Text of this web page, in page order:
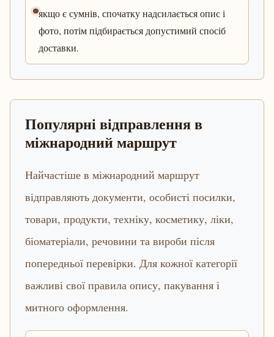
якщо є сумнів, спочатку надсилається опис і
фото, потім підбирається допустимий спосіб
доставки.
Популярні відправлення в
міжнародний маршрут
Найчастіше в міжнародний маршрут
відправляють документи, особисті посилки,
товари, продукти, техніку, косметику, ліки,
біоматеріали, речовини та вироби після
попередньої перевірки. Для кожної категорії
важливі свої правила опису, пакування і
митного оформлення.